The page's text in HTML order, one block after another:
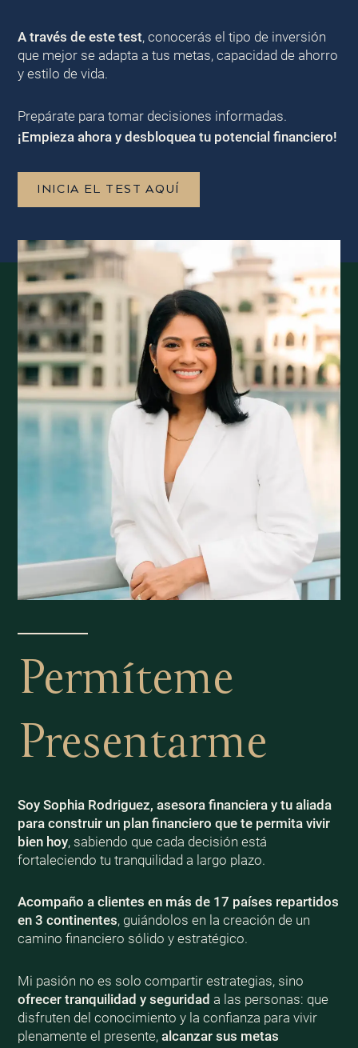
A través de este test, conocerás el tipo de inversión
que mejor se adapta a tus metas, capacidad de ahorro
y estilo de vida.
Prepárate para tomar decisiones informadas.
¡Empieza ahora y desbloquea tu potencial financiero!
INICIA EL TEST AQUÍ
Permíteme
Presentarme
Soy Sophia Rodriguez, asesora financiera y tu aliada
para construir un plan financiero que te permita vivir
bien hoy, sabiendo que cada decisión está
fortaleciendo tu tranquilidad a largo plazo.
Acompaño a clientes en más de 17 países repartidos
en 3 continentes, guiándolos en la creación de un
camino financiero sólido y estratégico.
Mi pasión no es solo compartir estrategias, sino
ofrecer tranquilidad y seguridad a las personas: que
disfruten del conocimiento y la confianza para vivir
plenamente el presente, alcanzar sus metas